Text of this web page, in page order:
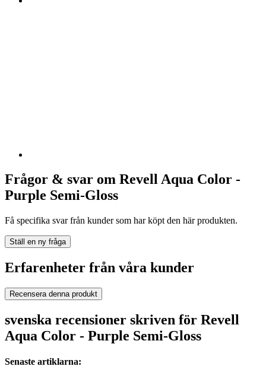
Frågor & svar om Revell Aqua Color -
Purple Semi-Gloss
Få specifika svar från kunder som har köpt den här produkten.
Ställ en ny fråga
Erfarenheter från våra kunder
Recensera denna produkt
svenska recensioner skriven för Revell
Aqua Color - Purple Semi-Gloss
Senaste artiklarna: